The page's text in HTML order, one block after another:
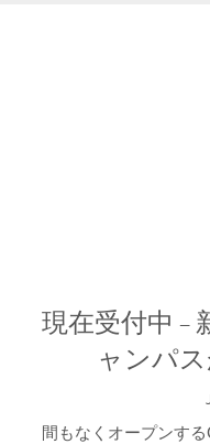
現在受付中 –
ャンパ
間もなくオープンす